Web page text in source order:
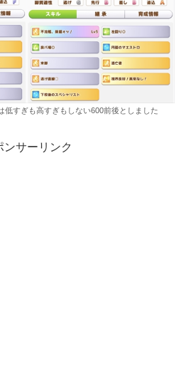
低すぎも高すぎもしない600前後としました
ンサーリンク